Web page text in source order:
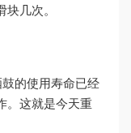
几次。
的使用寿命已经
。这就是今天重